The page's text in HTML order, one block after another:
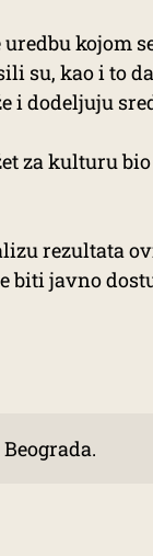
kojom
su, kao i to
i dodeljuju
za kulturu bio
rezultata
biti javno